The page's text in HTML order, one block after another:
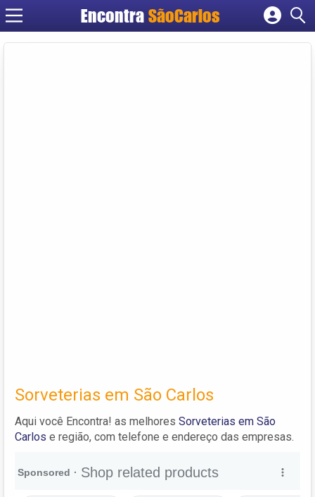
EncontraSãoCarlos
Cadastrar empresa
Sorveterias em São Carlos
Aqui você Encontra! as melhores Sorveterias em São
Carlos e região, com telefone e endereço das empresas.